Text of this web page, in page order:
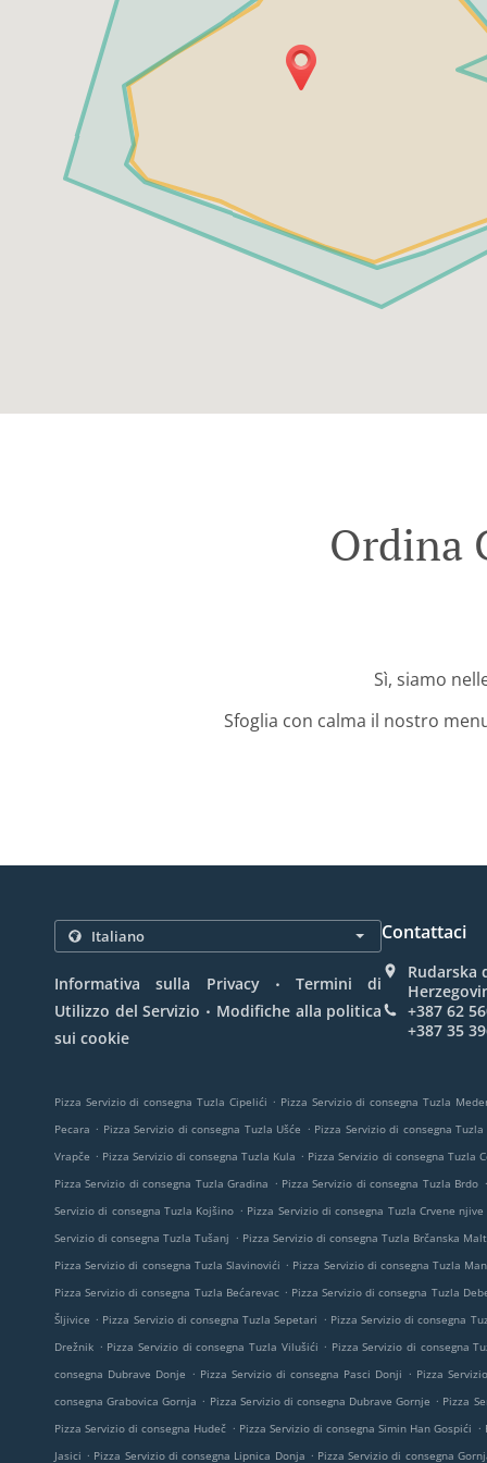
Ordina
Sì, siamo
Sfoglia con calma il nostro
Informativa sulla Privacy .
Termini di
Utilizzo del Servizio . Modifiche alla politica
sui cookie
Contattaci
Rudarska
+387 62
+387 35
Pizza Servizio di consegna Tuzla Cipelići . Pizza Servizio di consegna Tuzla
Pecara . Pizza Servizio di consegna Tuzla Ušće . Pizza Servizio di consegna Tuzla
Vrapče . Pizza Servizio di consegna Tuzla Kula . Pizza Servizio di consegna Tuzla
Pizza Servizio di consegna Tuzla Gradina . Pizza Servizio di consegna Tuzla Brdo .
Servizio di consegna Tuzla Kojšino . Pizza Servizio di consegna Tuzla Crvene njive
Servizio di consegna Tuzla Tušanj . Pizza Servizio di consegna Tuzla Brčanska
Pizza Servizio di consegna Tuzla Slavinovići . Pizza Servizio di consegna Tuzla
Pizza Servizio di consegna Tuzla Bećarevac . Pizza Servizio di consegna Tuzla
Šljivice . Pizza Servizio di consegna Tuzla Sepetari . Pizza Servizio di consegna
Drežnik . Pizza Servizio di consegna Tuzla Vilušići . Pizza Servizio di consegna
consegna Dubrave Donje . Pizza Servizio di consegna Pasci Donji . Pizza
consegna Grabovica Gornja . Pizza Servizio di consegna Dubrave Gornje . Pizza
Pizza Servizio di consegna Hudeč . Pizza Servizio di consegna Simin Han Gospići .
Jasici . Pizza Servizio di consegna Lipnica Donja . Pizza Servizio di consegna